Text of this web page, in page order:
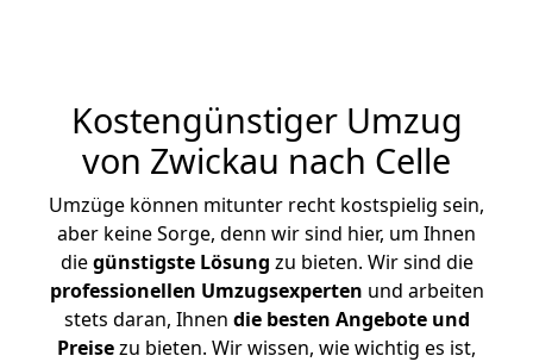
Kostengünstiger Umzug
von Zwickau nach Celle
Umzüge können mitunter recht kostspielig sein,
aber keine Sorge, denn wir sind hier, um Ihnen
diegünstigste Lösung zu bieten. Wir sind die
professionellen Umzugsexperten und arbeiten
stets daran, Ihnen die besten Angebote und
Preisezu bieten. Wir wissen, wie wichtig es ist,